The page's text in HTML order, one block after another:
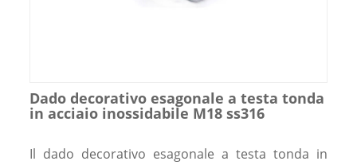
Dado decorativo esagonale a testa tonda
in acciaio inossidabile M18 ss316
Il dado decorativo esagonale a testa tonda in